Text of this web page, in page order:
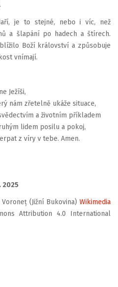
je to stejné, nebo i víc, než
a šlapání po hadech a štírech.
Boží království a způsobuje
vnímají.
Ježíši,
nám zřetelně ukáže situace,
a životním příkladem
lidem posilu a pokoj,
z víry v tebe. Amen.
2025
(Jižní Bukovina) Wikimedia
Attribution 4.0 International